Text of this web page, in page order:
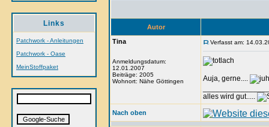
Links
Patchwork - Anleitungen
Patchwork - Oase
MeinStoffpaket
Autor
Tina
Anmeldungsdatum:
12.01.2007
Beiträge: 2005
Wohnort: Nähe Göttingen
Verfasst am:
Auja, gerne....
alles wird gut.....
Nach oben